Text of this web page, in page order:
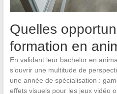
Quelles
formation en
En validant leur bachelor en
s’ouvrir une multitude de
une année de spécialisation :
effets visuels pour les jeux vidéo